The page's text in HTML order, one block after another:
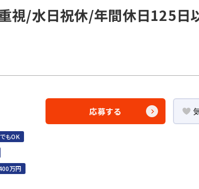
視/水日祝休/年間休日125日
もOK
万円
応募する